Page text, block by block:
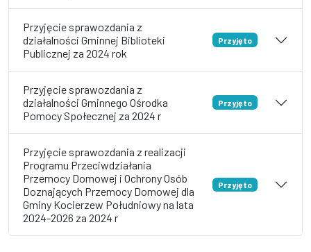
Przyjęcie sprawozdania z
działalności Gminnej Biblioteki
Publicznej za 2024 rok
Przyjęto
Przyjęcie sprawozdania z
działalności Gminnego Ośrodka
Pomocy Społecznej za 2024 r
Przyjęto
Przyjęcie sprawozdania z realizacji
Programu Przeciwdziałania
Przemocy Domowej i Ochrony Osób
Doznających Przemocy Domowej dla
Gminy Kocierzew Południowy na lata
2024-2026 za 2024 r
Przyjęto